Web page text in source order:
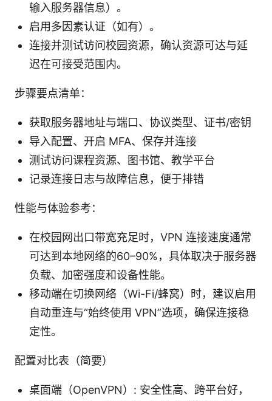
输入服务器信息）。
启用多因素认证（如有）。
连接并测试访问校园资源，确认资源可达与延
迟在可接受范围内。
步骤要点清单：
获取服务器地址与端口、协议类型、证书/密钥
导入配置、开启 MFA、保存并连接
测试访问课程资源、图书馆、教学平台
记录连接日志与故障信息，便于排错
性能与体验参考：
在校园网出口带宽充足时，VPN 连接速度通常
可达到本地网络的60–90%，具体取决于服务器
负载、加密强度和设备性能。
移动端在切换网络（Wi-Fi/蜂窝）时，建议启用
自动重连与“始终使用 VPN”选项，确保连接稳
定性。
配置对比表（简要）
桌面端（OpenVPN）: 安全性高、跨平台好，